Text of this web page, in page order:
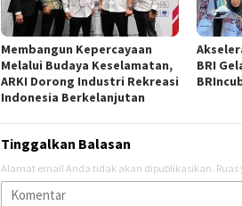
Membangun Kepercayaan
Melalui Budaya Keselamatan,
ARKI Dorong Industri Rekreasi
Indonesia Berkelanjutan
BRI
Tinggalkan Balasan
Alamat email Anda tidak akan dipublikasikan.